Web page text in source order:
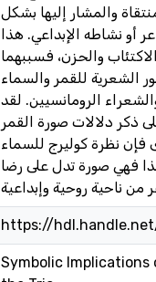
والمشار إليها بشكل
أو نشاطه الإبداعي. هذا
والحزن، فسببهما
الشعرية للقمر والسماء
الرومانسيين. لقد
ذكر دلالات صورة القمر
نظرة كوليرج للسماء
فهي صورة تدل على رضا
https://
Symbolic Implications